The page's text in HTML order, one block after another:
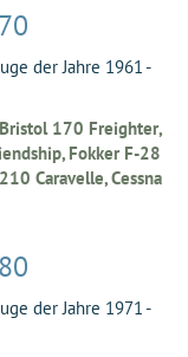
der Jahre 1961 -
170 Freighter,
Fokker F-28
Caravelle, Cessna
der Jahre 1971 -